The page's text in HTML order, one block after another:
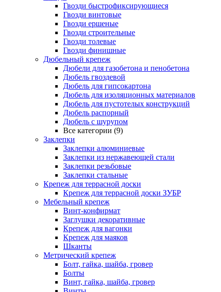
Гвозди быстрофиксирующиеся
Гвозди винтовые
Гвозди ершеные
Гвозди строительные
Гвозди толевые
Гвозди финишные
Дюбельный крепеж
Дюбели для газобетона и пенобетона
Дюбель гвоздевой
Дюбель для гипсокартона
Дюбель для изоляционных материалов
Дюбель для пустотелых конструкций
Дюбель распорный
Дюбель с шурупом
Все категории (9)
Заклепки
Заклепки алюминиевые
Заклепки из нержавеющей стали
Заклепки резьбовые
Заклепки стальные
Крепеж для террасной доски
Крепеж для террасной доски ЗУБР
Мебельный крепеж
Винт-конфирмат
Заглушки декоративные
Крепеж для вагонки
Крепеж для маяков
Шканты
Метрический крепеж
Болт, гайка, шайба, гровер
Болты
Винт, гайка, шайба, гровер